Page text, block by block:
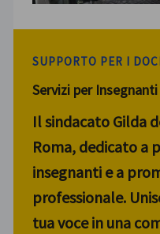
SUPPORTO PER I
Servizi per
Il sindacato Gilda
Roma, dedicato a
insegnanti e a
professionale.
tua voce in una